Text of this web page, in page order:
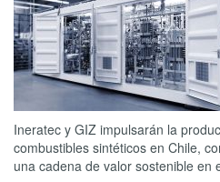
Ineratec y GIZ impulsarán la
combustibles sintéticos en Chile,
una cadena de valor sostenible en